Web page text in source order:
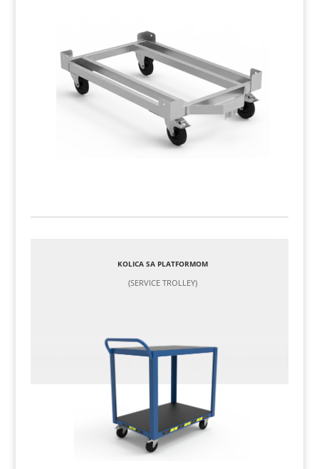
KOLICA SA PLATFORMOM
(SERVICE TROLLEY)